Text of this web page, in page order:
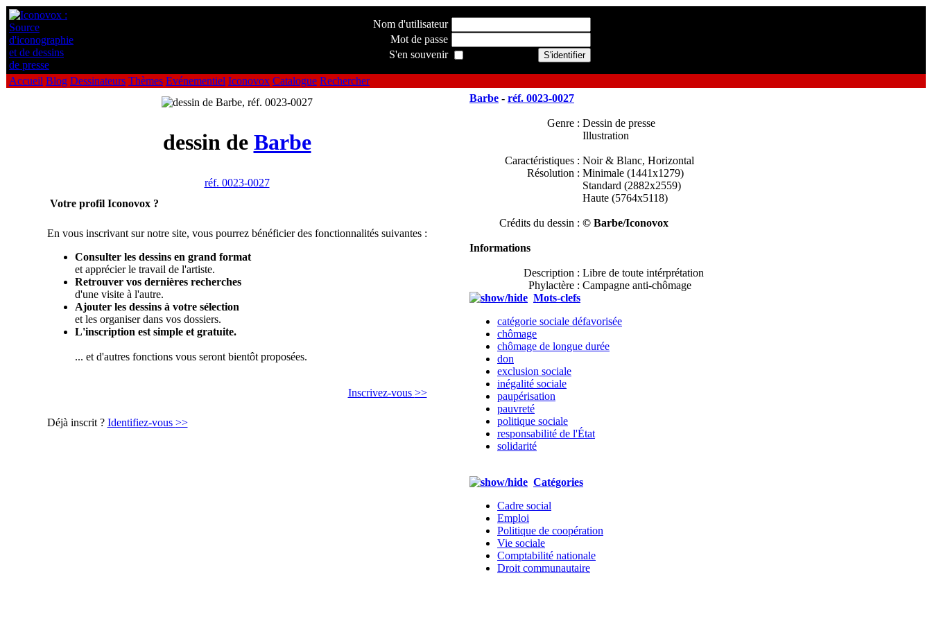
Nom d'utilisateur
Mot de passe
S'en souvenir
Accueil Blog Dessinateurs Thèmes Evénementiel Iconovox Catalogue Rechercher
dessin de Barbe
réf. 0023-0027
Votre profil Iconovox ?
En vous inscrivant sur notre site, vous pourrez bénéficier des fonctionnalités suivantes :
Consulter les dessins en grand format
et apprécier le travail de l'artiste.
Retrouver vos dernières recherches
d'une visite à l'autre.
Ajouter les dessins à votre sélection
et les organiser dans vos dossiers.
L'inscription est simple et gratuite.
... et d'autres fonctions vous seront bientôt proposées.
Inscrivez-vous >>
Déjà inscrit ? Identifiez-vous >>
Barbe - réf. 0023-0027
Genre : Dessin de presse
Illustration
Caractéristiques : Noir & Blanc, Horizontal
Résolution : Minimale (1441x1279)
Standard (2882x2559)
Haute (5764x5118)
Crédits du dessin : © Barbe/Iconovox
Informations
Description : Libre de toute intérprétation
Phylactère : Campagne anti-chômage
Mots-clefs
catégorie sociale défavorisée
chômage
chômage de longue durée
don
exclusion sociale
inégalité sociale
paupérisation
pauvreté
politique sociale
responsabilité de l'État
solidarité
Catégories
Cadre social
Emploi
Politique de coopération
Vie sociale
Comptabilité nationale
Droit communautaire